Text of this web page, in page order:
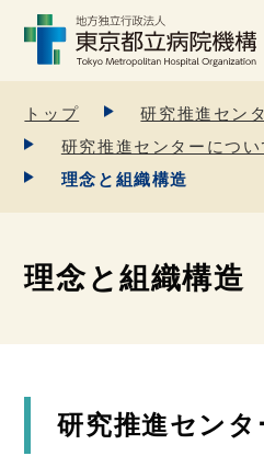
トップ
研究推進セン
研究推進センターについ
理念と組織構造
理念と組織構造
研究推進センタ